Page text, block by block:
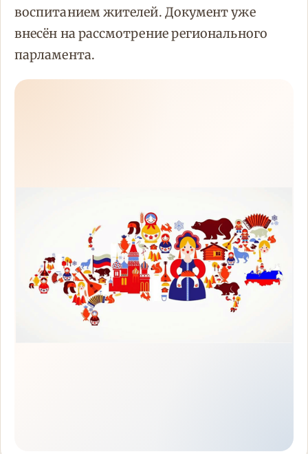
воспитанием жителей. Документ уже
внесён на рассмотрение регионального
парламента.